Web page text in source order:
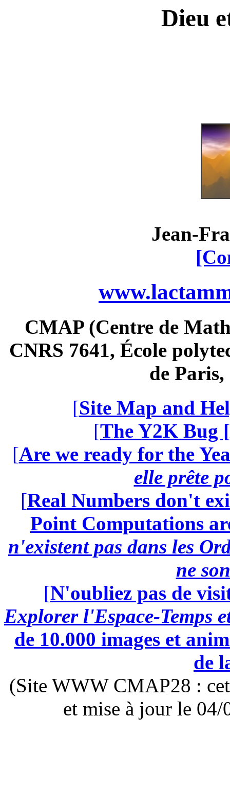
Dieu
Jean-
CMAP (Centre de
CNRS 7641, École
de
[Site Map and
[The Y2K Bug [
[Are we ready for the
elle prête
[Real Numbers don't
Point Computations
n'existent pas dans les
ne
[N'oubliez pas de
Explorer l'Espace-Temps
de 10.000 images et
de
(Site WWW CMAP28 :
et mise à jour le